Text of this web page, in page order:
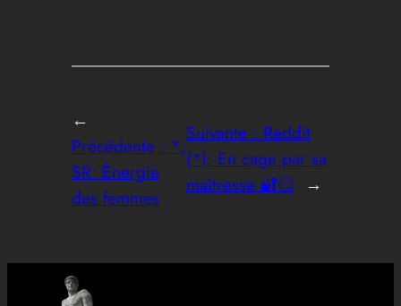
←
Précédente : *;
SR: Énergie
des femmes
Suivante : Reddit
(*): En cage par sa
maîtresse 🔐😏 →